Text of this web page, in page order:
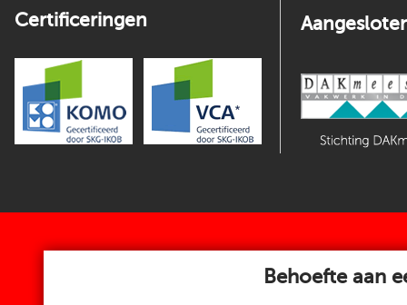
Certificeringen
Behoefte aan